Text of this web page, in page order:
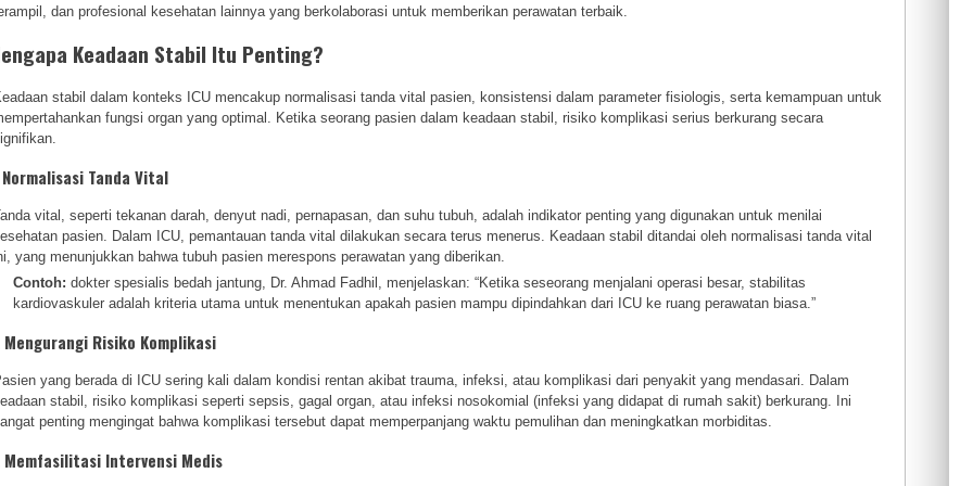
dan profesional kesehatan lainnya yang berkolaborasi untuk memberikan perawatan terbaik.
Keadaan Stabil Itu Penting?
stabil dalam konteks ICU mencakup normalisasi tanda vital pasien, konsistensi dalam parameter fisiologis, serta kemampuan untuk
fungsi organ yang optimal. Ketika seorang pasien dalam keadaan stabil, risiko komplikasi serius berkurang secara
Normalisasi Tanda Vital
vital, seperti tekanan darah, denyut nadi, pernapasan, dan suhu tubuh, adalah indikator penting yang digunakan untuk menilai
pasien. Dalam ICU, pemantauan tanda vital dilakukan secara terus menerus. Keadaan stabil ditandai oleh normalisasi tanda vital
yang menunjukkan bahwa tubuh pasien merespons perawatan yang diberikan.
Contoh: dokter spesialis bedah jantung, Dr. Ahmad Fadhil, menjelaskan: “Ketika seseorang menjalani operasi besar, stabilitas
kardiovaskuler adalah kriteria utama untuk menentukan apakah pasien mampu dipindahkan dari ICU ke ruang perawatan biasa.”
Mengurangi Risiko Komplikasi
yang berada di ICU sering kali dalam kondisi rentan akibat trauma, infeksi, atau komplikasi dari penyakit yang mendasari. Dalam
stabil, risiko komplikasi seperti sepsis, gagal organ, atau infeksi nosokomial (infeksi yang didapat di rumah sakit) berkurang. Ini
penting mengingat bahwa komplikasi tersebut dapat memperpanjang waktu pemulihan dan meningkatkan morbiditas.
Memfasilitasi Intervensi Medis